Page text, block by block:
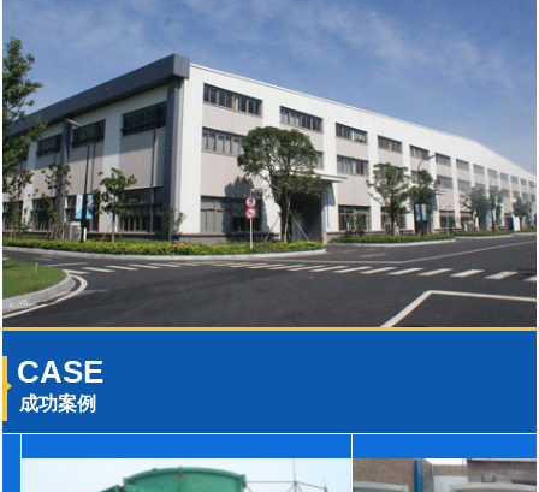
CASE
成功案例